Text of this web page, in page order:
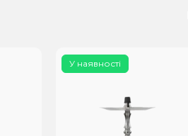
У наявності